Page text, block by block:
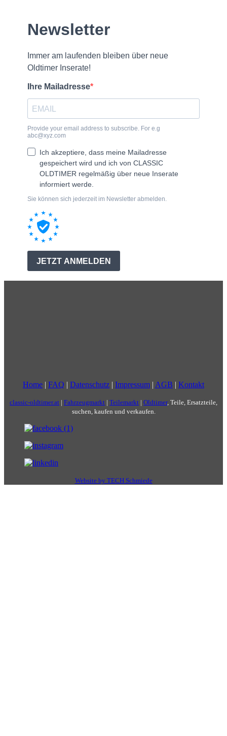
Home | FAQ | Datenschutz | Impressum | AGB | Kontakt
classic-oldtimer.at | Fahrzeugmarkt | Teilemarkt | Oldtimer, Teile, Ersatzteile,
suchen, kaufen und verkaufen.
Website by TECH Schmiede